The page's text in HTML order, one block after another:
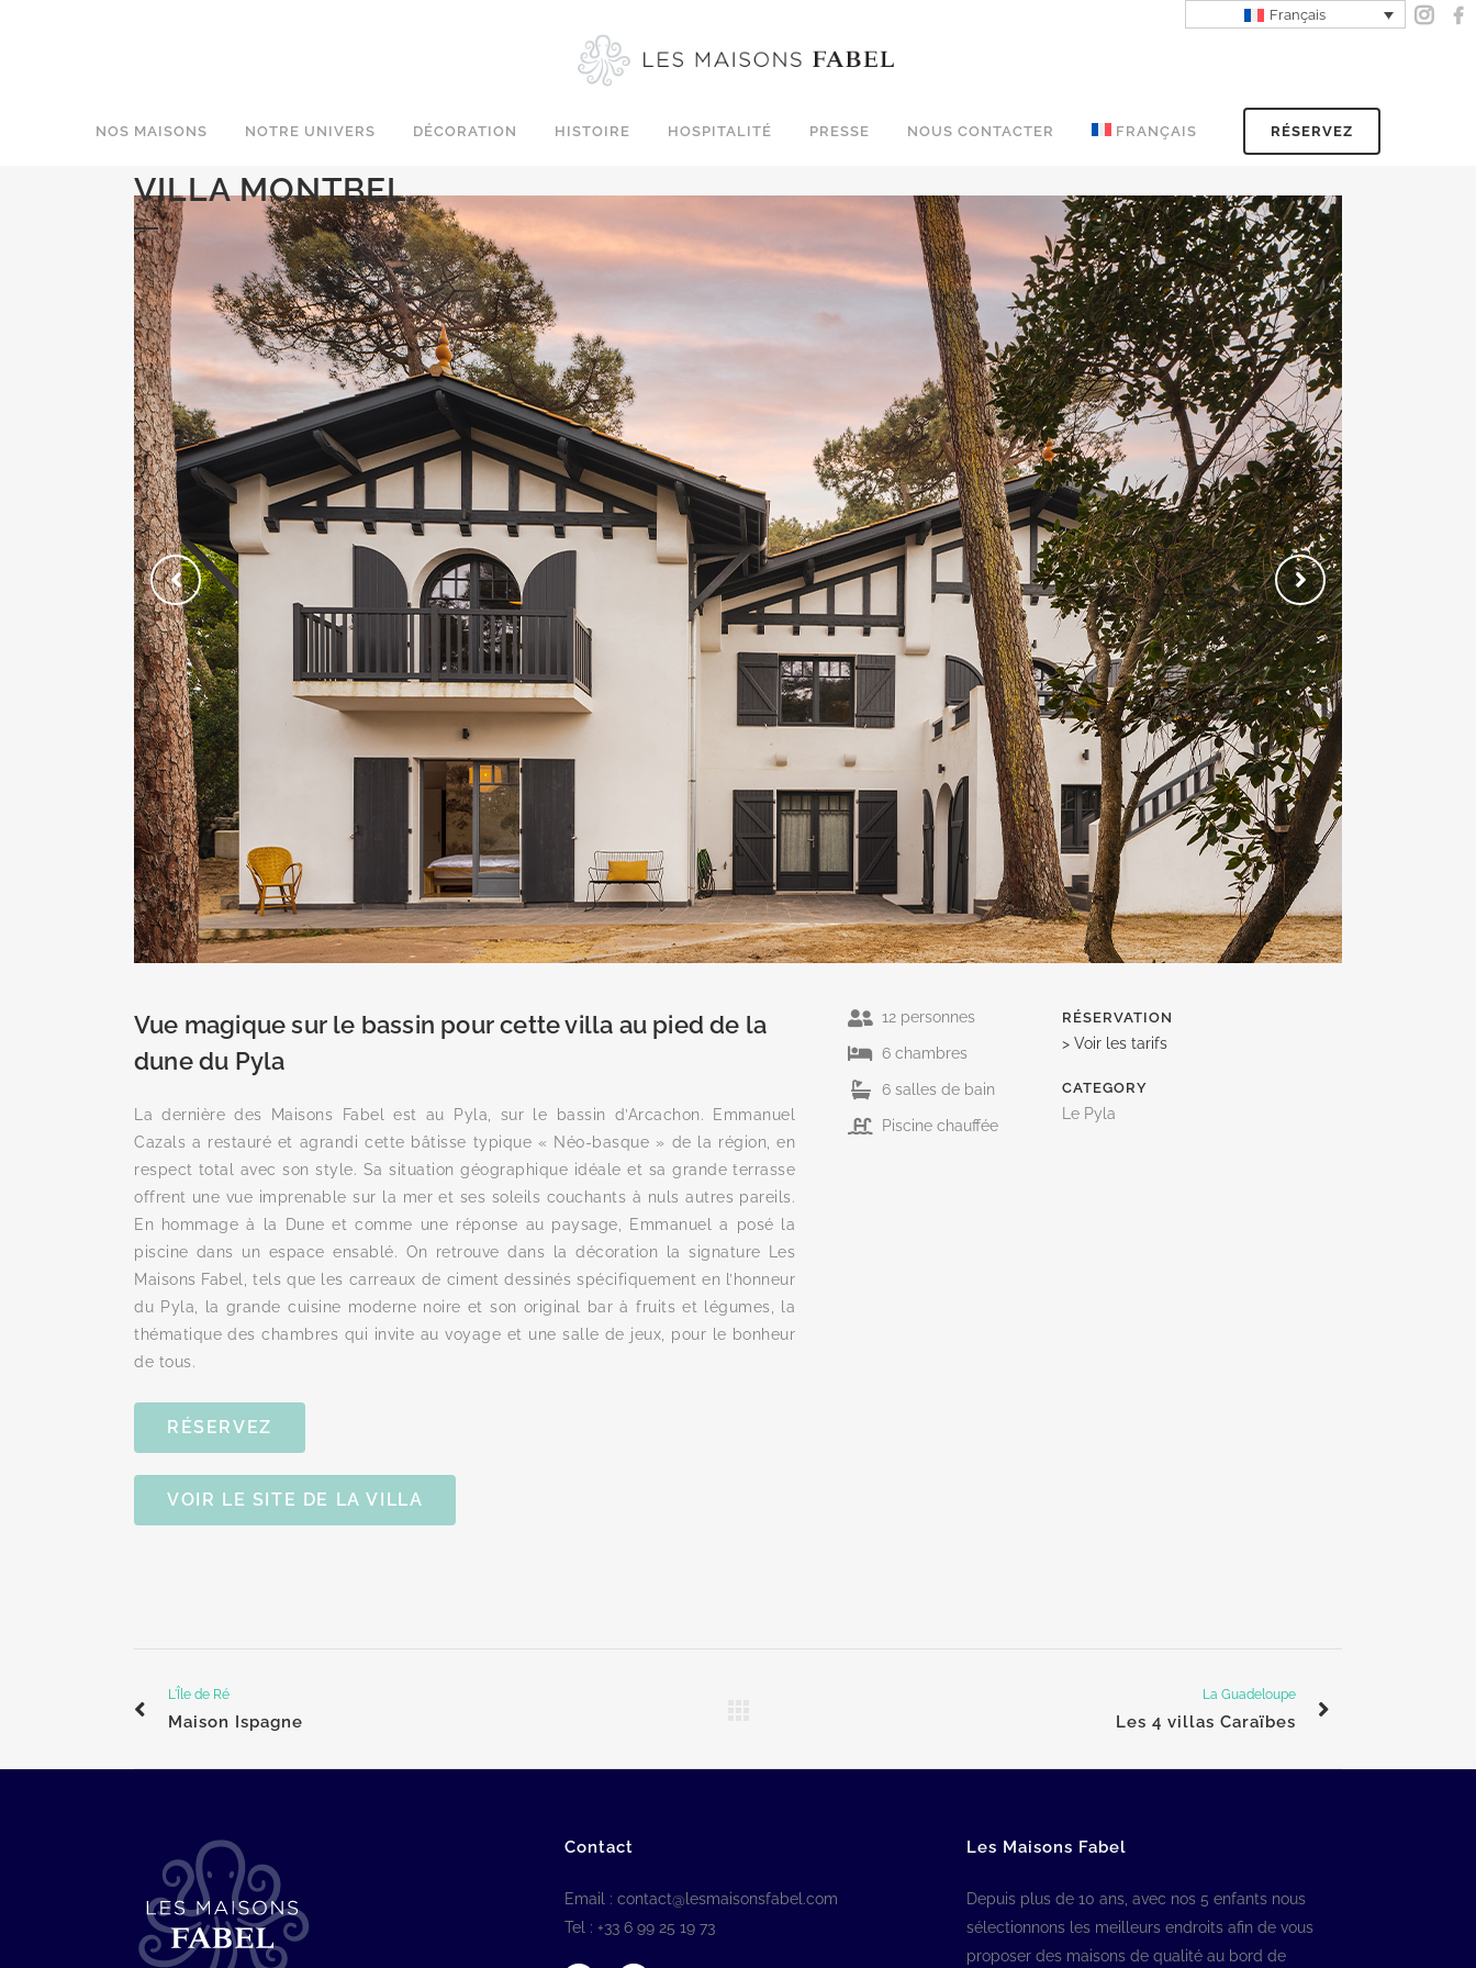
Français
NOS MAISONS NOTRE UNIVERS DÉCORATION HISTOIRE HOSPITALITÉ PRESSE NOUS CONTACTER FRANÇAIS RÉSERVEZ
VILLA MONTBEL
Vue magique sur le bassin pour cette villa au pied de la
dune du Pyla
La dernière des Maisons Fabel est au Pyla, sur le bassin d’Arcachon. Emmanuel
Cazals a restauré et agrandi cette bâtisse typique « Néo-basque » de la région, en
respect total avec son style. Sa situation géographique idéale et sa grande terrasse
offrent une vue imprenable sur la mer et ses soleils couchants à nuls autres pareils.
En hommage à la Dune et comme une réponse au paysage, Emmanuel a posé la
piscine dans un espace ensablé. On retrouve dans la décoration la signature Les
Maisons Fabel, tels que les carreaux de ciment dessinés spécifiquement en l’honneur
du Pyla, la grande cuisine moderne noire et son original bar à fruits et légumes, la
thématique des chambres qui invite au voyage et une salle de jeux, pour le bonheur
de tous.
12 personnes
6 chambres
6 salles de bain
Piscine chauffée
RÉSERVEZ
VOIR LE SITE DE LA VILLA
RÉSERVATION
> Voir les tarifs
CATEGORY
Le Pyla
L'Île de Ré
Maison Ispagne
La Guadeloupe
Les 4 villas Caraïbes
Contact
Email : contact@lesmaisonsfabel.com
Tel : +33 6 99 25 19 73
Les Maisons Fabel
Depuis plus de 10 ans, avec nos 5 enfants nous
sélectionnons les meilleurs endroits afin de vous
proposer des maisons de qualité au bord de